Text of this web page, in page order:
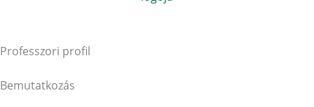
Professzori profil
Bemutatkozás